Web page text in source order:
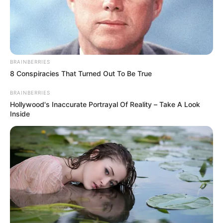
Alimentos que más bajaron de precio
BRAINBERRIES
8 Conspiracies That Turned Out To Be True
BRAINBERRIES
Hollywood's Inaccurate Portrayal Of Reality – Take A Look
Inside